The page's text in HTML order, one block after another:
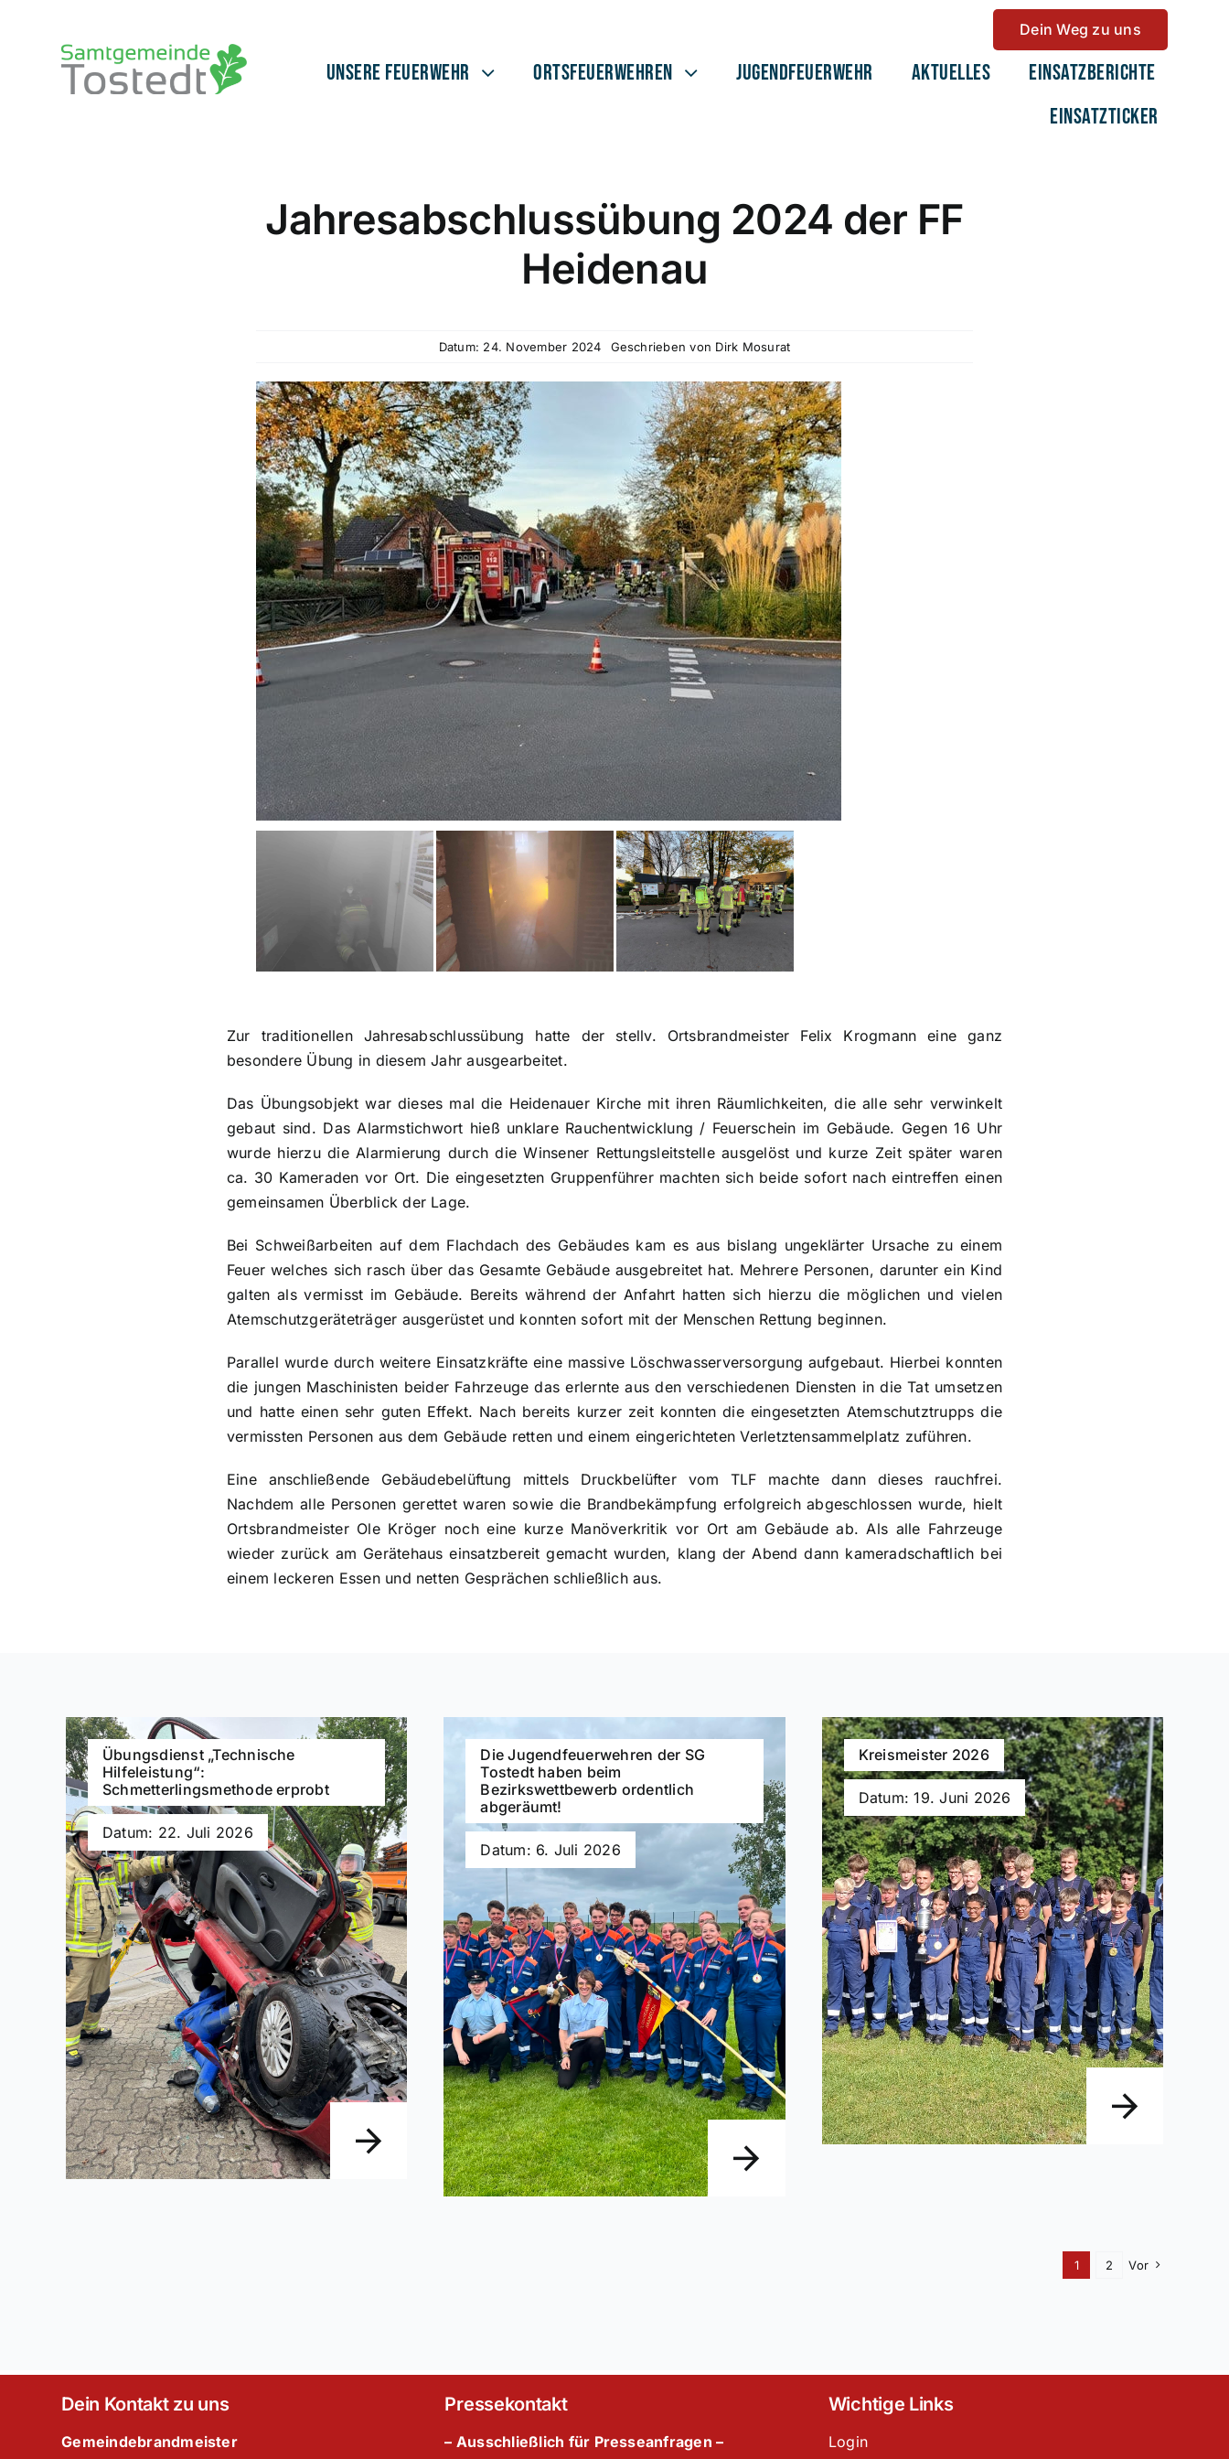
Dein Weg zu uns
Unsere Feuerwehr Ortsfeuerwehren Jugendfeuerwehr Aktuelles
Einsatzberichte
Einsatzticker
Jahresabschlussübung 2024 der FF
Heidenau
Datum: 24. November 2024 Geschrieben von Dirk Mosurat
Zur traditionellen Jahresabschlussübung hatte der stellv. Ortsbrandmeister Felix Krogmann eine ganz
besondere Übung in diesem Jahr ausgearbeitet.
Das Übungsobjekt war dieses mal die Heidenauer Kirche mit ihren Räumlichkeiten, die alle sehr verwinkelt
gebaut sind. Das Alarmstichwort hieß unklare Rauchentwicklung / Feuerschein im Gebäude. Gegen 16 Uhr
wurde hierzu die Alarmierung durch die Winsener Rettungsleitstelle ausgelöst und kurze Zeit später waren
ca. 30 Kameraden vor Ort. Die eingesetzten Gruppenführer machten sich beide sofort nach eintreffen einen
gemeinsamen Überblick der Lage.
Bei Schweißarbeiten auf dem Flachdach des Gebäudes kam es aus bislang ungeklärter Ursache zu einem
Feuer welches sich rasch über das Gesamte Gebäude ausgebreitet hat. Mehrere Personen, darunter ein Kind
galten als vermisst im Gebäude. Bereits während der Anfahrt hatten sich hierzu die möglichen und vielen
Atemschutzgeräteträger ausgerüstet und konnten sofort mit der Menschen Rettung beginnen.
Parallel wurde durch weitere Einsatzkräfte eine massive Löschwasserversorgung aufgebaut. Hierbei konnten
die jungen Maschinisten beider Fahrzeuge das erlernte aus den verschiedenen Diensten in die Tat umsetzen
und hatte einen sehr guten Effekt. Nach bereits kurzer zeit konnten die eingesetzten Atemschutztrupps die
vermissten Personen aus dem Gebäude retten und einem eingerichteten Verletztensammelplatz zuführen.
Eine anschließende Gebäudebelüftung mittels Druckbelüfter vom TLF machte dann dieses rauchfrei.
Nachdem alle Personen gerettet waren sowie die Brandbekämpfung erfolgreich abgeschlossen wurde, hielt
Ortsbrandmeister Ole Kröger noch eine kurze Manöverkritik vor Ort am Gebäude ab. Als alle Fahrzeuge
wieder zurück am Gerätehaus einsatzbereit gemacht wurden, klang der Abend dann kameradschaftlich bei
einem leckeren Essen und netten Gesprächen schließlich aus.
Übungsdienst „Technische
Hilfeleistung“:
Schmetterlingsmethode erprobt
Datum: 22. Juli 2026
Die Jugendfeuerwehren der SG
Tostedt haben beim
Bezirkswettbewerb ordentlich
abgeräumt!
Datum: 6. Juli 2026
Kreismeister 2026
Datum: 19. Juni 2026
1 2 Vor
Dein Kontakt zu uns
Gemeindebrandmeister
Pressekontakt
– Ausschließlich für Presseanfragen –
Wichtige Links
Login